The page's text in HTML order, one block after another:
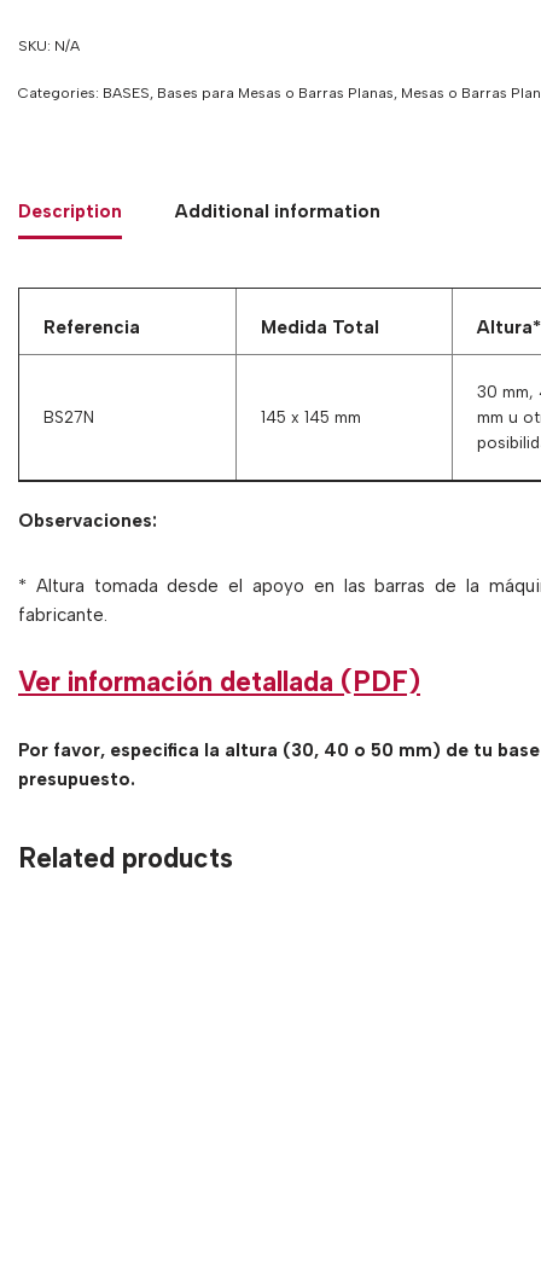
SKU: N/A
Categories: BASES Bases para Mesas o Barras Planas Mesas o Barras
Description Additional information
Referencia Medida Total Altura*
BS27N 145 x 145 mm
30 mm,
mm u
Observaciones:
* Altura tomada desde el apoyo en las barras de la
fabricante.
Ver información detallada (PDF)
Por favor, especifica la altura (30, 40 o 50 mm) de tu
presupuesto.
Related products